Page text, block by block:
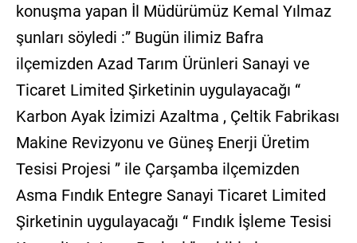
konuşma yapan İl Müdürümüz Kemal Yılmaz
şunları söyledi :” Bugün ilimiz Bafra
ilçemizden Azad Tarım Ürünleri Sanayi ve
Ticaret Limited Şirketinin uygulayacağı “
Karbon Ayak İzimizi Azaltma , Çeltik Fabrikası
Makine Revizyonu ve Güneş Enerji Üretim
Tesisi Projesi ” ile Çarşamba ilçemizden
Asma Fındık Entegre Sanayi Ticaret Limited
Şirketinin uygulayacağı “ Fındık İşleme Tesisi